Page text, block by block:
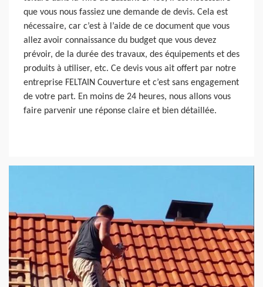
que vous nous fassiez une demande de devis. Cela est
nécessaire, car c’est à l’aide de ce document que vous
allez avoir connaissance du budget que vous devez
prévoir, de la durée des travaux, des équipements et des
produits à utiliser, etc. Ce devis vous ait offert par notre
entreprise FELTAIN Couverture et c’est sans engagement
de votre part. En moins de 24 heures, nous allons vous
faire parvenir une réponse claire et bien détaillée.